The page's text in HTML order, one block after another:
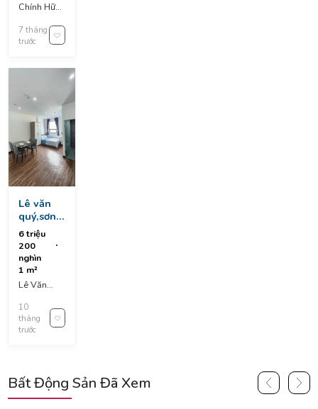
Chính Hữu,
Trà, Da
Nang,
7 tháng
trước
Lê văn
quý,sơn
trà -
trống sẵn
căn full
nội thất
6 triệu
200
nghìn
1 m²
Lê Văn
Hải, An Hải
Bắc, Sơn
Trà, Da
10
tháng
trước
Bất Động Sản Đã Xem